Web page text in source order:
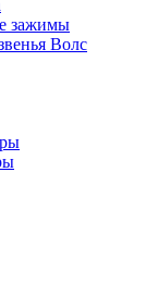
зажимы
Волс